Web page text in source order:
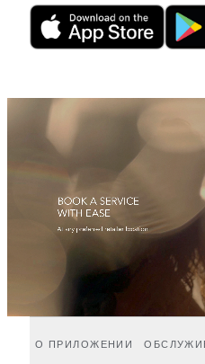
О ПРИЛОЖЕНИИ